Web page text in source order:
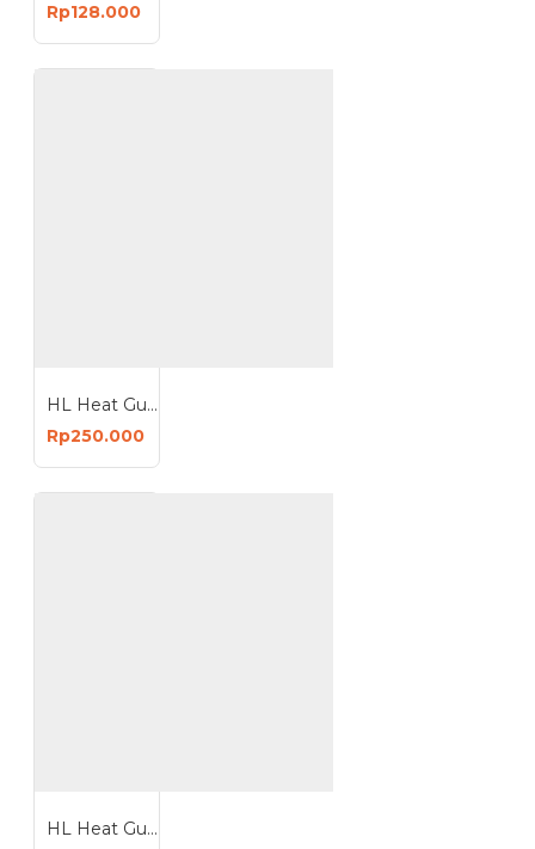
Rp128.000
HL Heat Gun 2000W Alat Pemanas Plastik
Rp250.000
HL Heat Gun Pro 1600W Alat Pemanas Plastik